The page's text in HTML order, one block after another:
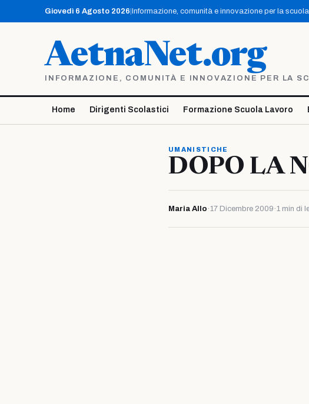
contenuto
Giovedì 6 Agosto 2026 Informazione, comunità e innovazione per la
AetnaNet.org
INFORMAZIONE, COMUNITÀ E INNOVAZIONE PER LA
Home Dirigenti Scolastici Formazione Scuola Lavoro
UMANISTICHE
DOPO LA
Maria Allo ·17 Dicembre 2009 ·1 min di